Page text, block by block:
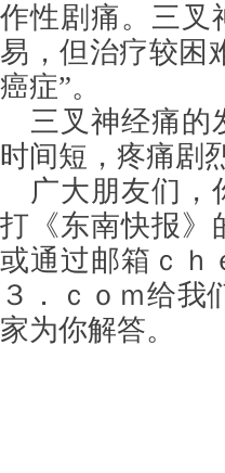
作性剧痛。三叉
易，但治疗较困
癌症”。
三叉神经痛的
时间短，疼痛剧
广大朋友们，
打《东南快报
或通过邮箱ｃｈ
３．ｃｏｍ给我
家为你解答。